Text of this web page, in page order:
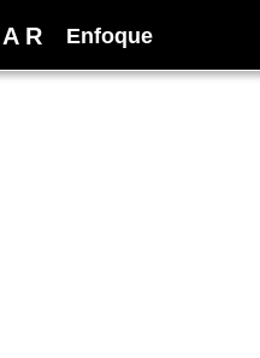
A R Enfoque